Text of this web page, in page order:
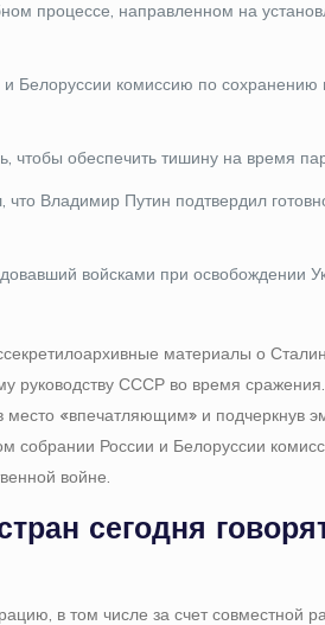
процессе, направленном на
Белоруссии комиссию по сохранению
чтобы обеспечить тишину на время
Владимир Путин подтвердил
войсками при освобождении
архивные материалы о
руководству СССР во время
место «впечатляющим» и подчеркнув
собрании России и Белоруссии
войне.
сегодня
в том числе за счет совместной